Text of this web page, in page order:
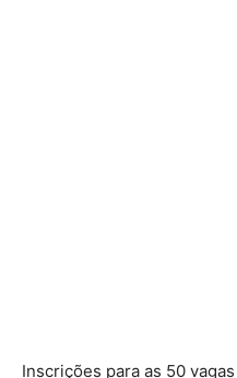
Inscrições para as 50